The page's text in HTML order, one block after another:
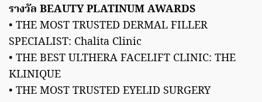
รางวัล BEAUTY PLATINUM AWARDS
• THE MOST TRUSTED DERMAL FILLER
SPECIALIST: Chalita Clinic
• THE BEST ULTHERA FACELIFT CLINIC: THE
KLINIQUE
• THE MOST TRUSTED EYELID SURGERY